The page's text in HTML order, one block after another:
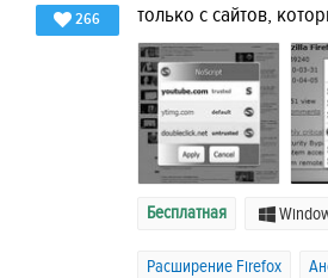
266
только с сайтов,
Бесплатная
Расширение Firefox